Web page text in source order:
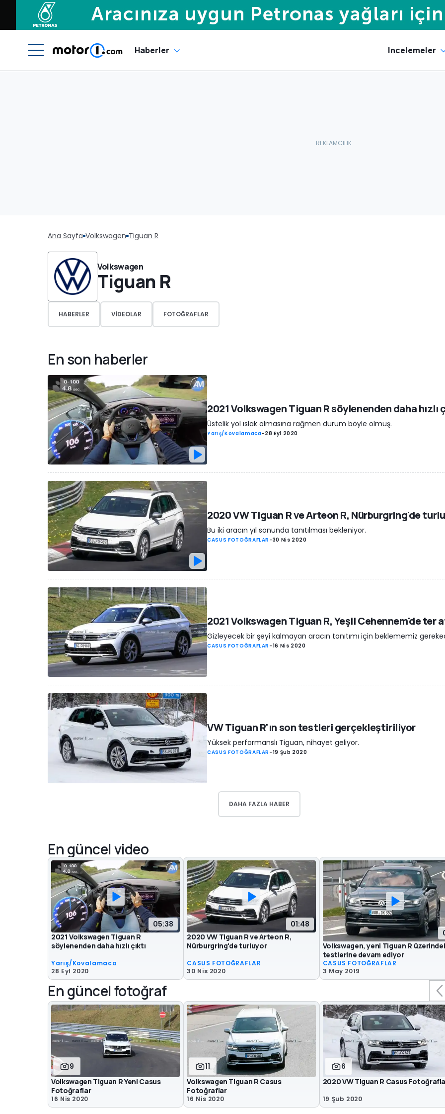
Haberler Incelemeler
Ana Sayfa Volkswagen Tiguan R
Volkswagen
Tiguan R
HABERLER VIDEOLAR FOTOĞRAFLAR
En son haberler
2021 Volkswagen Tiguan R söylenenden daha hızlı
Üstelik yol ıslak olmasına rağmen durum böyle olmuş.
Yarış/Kovalamaca- 28 Eyl 2020
2020 VW Tiguan R ve Arteon R, Nürburgring'de
Bu iki aracın yıl sonunda tanıtılması bekleniyor.
CASUS FOTOĞRAFLAR -30 Nis 2020
2021 Volkswagen Tiguan R, Yeşil Cehennem'de ter
Gizleyecek bir şeyi kalmayan aracın tanıtımı için beklememiz
CASUS FOTOĞRAFLAR -16 Nis 2020
VW Tiguan R'ın son testleri gerçekleştiriliyor
Yüksek performanslı Tiguan, nihayet geliyor.
CASUS FOTOĞRAFLAR -19 Şub 2020
DAHA FAZLA HABER
En güncel video
05:38
2021 Volkswagen Tiguan R
söylenenden daha hızlı çıktı
Yarış/Kovalamaca
28 Eyl 2020
01:48
2020 VW Tiguan R ve Arteon R,
Nürburgring'de turluyor
CASUS FOTOĞRAFLAR
30 Nis 2020
Volkswagen, yeni Tiguan R
testlerine devam ediyor
CASUS FOTOĞRAFLAR
3 May 2019
En güncel fotoğraf
9
Volkswagen Tiguan R Yeni Casus
Fotoğraflar
16 Nis 2020
11
Volkswagen Tiguan R Casus
Fotoğraflar
16 Nis 2020
6
2020 VW Tiguan R Casus
19 Şub 2020